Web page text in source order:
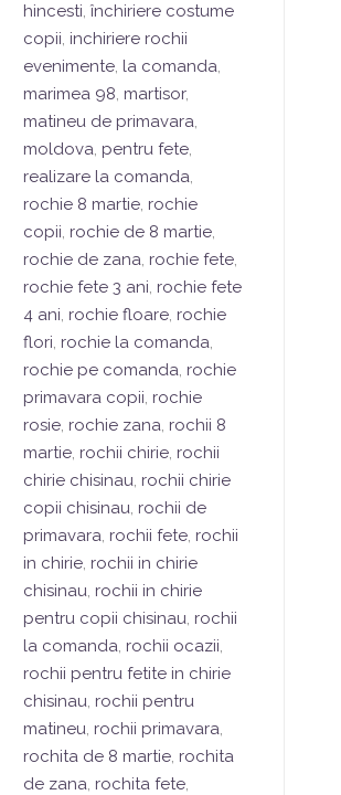
hincesti, închiriere costume
copii, inchiriere rochii
evenimente, la comanda,
marimea 98, martisor,
matineu de primavara,
moldova, pentru fete,
realizare la comanda,
rochie 8 martie, rochie
copii, rochie de 8 martie,
rochie de zana, rochie fete,
rochie fete 3 ani, rochie fete
4 ani, rochie floare, rochie
flori, rochie la comanda,
rochie pe comanda, rochie
primavara copii, rochie
rosie, rochie zana, rochii 8
martie, rochii chirie, rochii
chirie chisinau, rochii chirie
copii chisinau, rochii de
primavara, rochii fete, rochii
in chirie, rochii in chirie
chisinau, rochii in chirie
pentru copii chisinau, rochii
la comanda, rochii ocazii,
rochii pentru fetite in chirie
chisinau, rochii pentru
matineu, rochii primavara,
rochita de 8 martie, rochita
de zana, rochita fete,